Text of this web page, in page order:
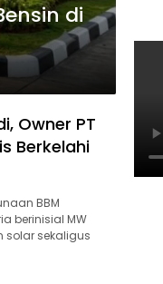
di
Owner PT
Berkelahi
BBM
berinisial MW
solar sekaligus